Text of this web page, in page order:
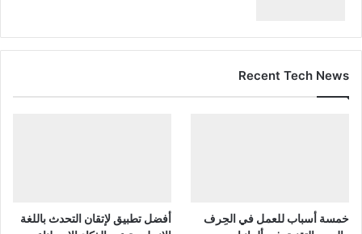
Recent Tech News
خمسة أسباب للعمل في الحِرف
أفضل تطبيق لإتقان التحدث باللغة